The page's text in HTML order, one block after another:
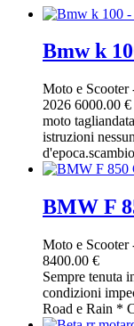
Bmw k
Moto e Scooter
2026 6000.00 €
moto
istruzioni
BMW F
Moto e Scooter
8400.00 €
Sempre tenuta
condizioni
Road e Rain *